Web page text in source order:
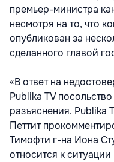
премьер-министра
несмотря на то, что
опубликован за
сделанного главой
«В ответ на
Publika TV
разъяснения. Publika
Петтит
Тимофти г-на Иона
относится к